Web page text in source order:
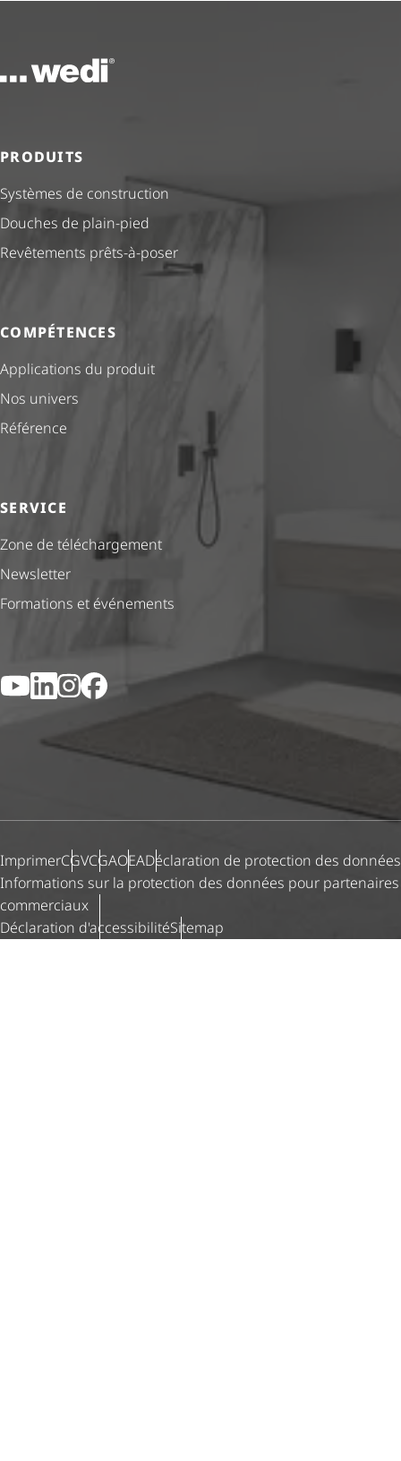
Vers la page d'accueil
PRODUITS
Systèmes de construction
Douches de plain-pied
Revêtements prêts-à-poser
COMPÉTENCES
Applications du produit
Nos univers
Référence
SERVICE
Zone de téléchargement
Newsletter
Formations et événements
YouTubeLinkedIn
Instagram
Facebook
ImprimerCGVCGAOEADéclaration de protection des données
Informations sur la protection des données pour partenaires
commerciaux
Déclaration d'ac­ces­si­bi­litéSitemap